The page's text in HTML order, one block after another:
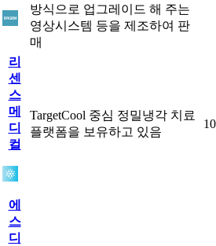
방식으로 업그레이드 해 주는
영상시스템 등을 제조하여 판
매
리
센
스
메
디
컬
TargetCool 중심 정밀냉각 치료
플랫폼을 보유하고 있음
에
스
디